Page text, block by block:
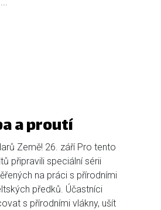
a proutí
Země! 26. září Pro tento
připravili speciální sérii
na práci s přírodními
předků. Účastníci
s přírodními vlákny, ušít